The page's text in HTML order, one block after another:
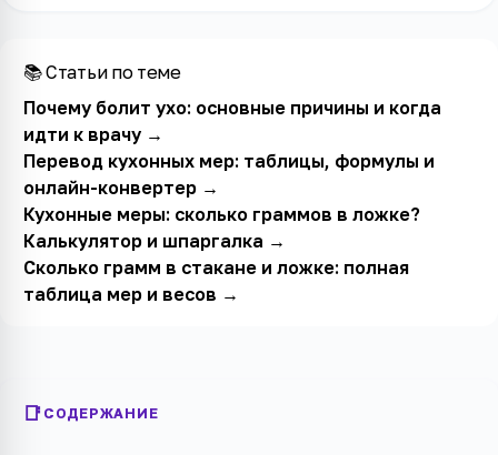
📚 Статьи по теме
Почему болит ухо: основные причины и когда
идти к врачу→
Перевод кухонных мер: таблицы, формулы и
онлайн-конвертер→
Кухонные меры: сколько граммов в ложке?
Калькулятор и шпаргалка →
Сколько грамм в стакане и ложке: полная
таблица мер и весов →
СОДЕРЖАНИЕ